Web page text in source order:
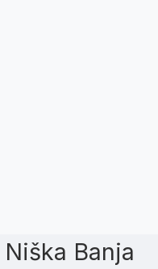
Niška Banja